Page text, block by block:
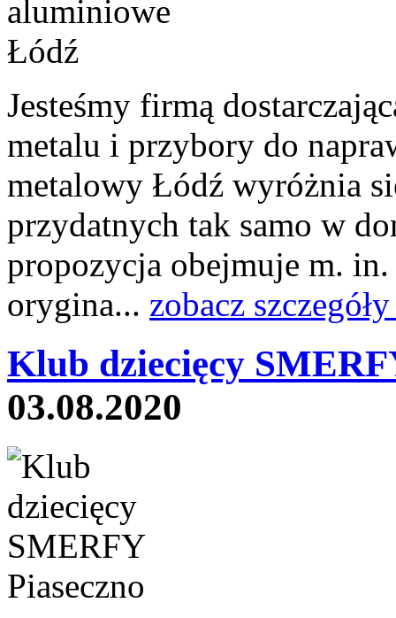
Jesteśmy firmą
metalu i przybory do
metalowy Łódź wyróżnia
przydatnych tak samo w
propozycja obejmuje m.
orygina... zobacz
Klub dziecięcy
03.08.2020